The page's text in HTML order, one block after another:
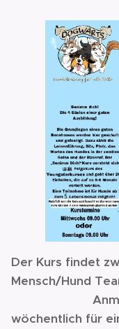
Der Kurs findet
Mensch/Hund
wöchentlich für